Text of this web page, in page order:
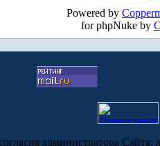
Powered by
for phpNuke by
администратора